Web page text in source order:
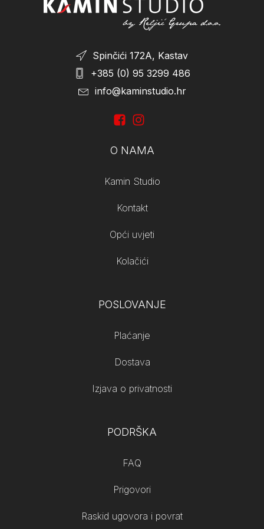
Spinčići 172A, Kastav
+385 (0) 95 3299 486
info@kaminstudio.hr
O NAMA
Kamin Studio
Kontakt
Opći uvjeti
Kolačići
POSLOVANJE
Plaćanje
Dostava
Izjava o privatnosti
PODRŠKA
FAQ
Prigovori
Raskid ugovora i povrat